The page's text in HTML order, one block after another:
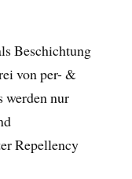
Beschichtung
von per- &
werden nur
Repellency